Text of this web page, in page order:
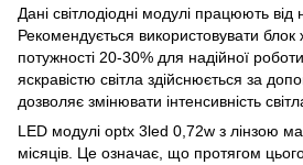
Дані світлодіодні модулі працюють від
Рекомендується використовувати
потужності 20-30% для надійної
яскравістю світла здійснюється за
дозволяє змінювати інтенсивність
LED модулі optx 3led 0,72w з лінзою
місяців. Це означає, що протягом